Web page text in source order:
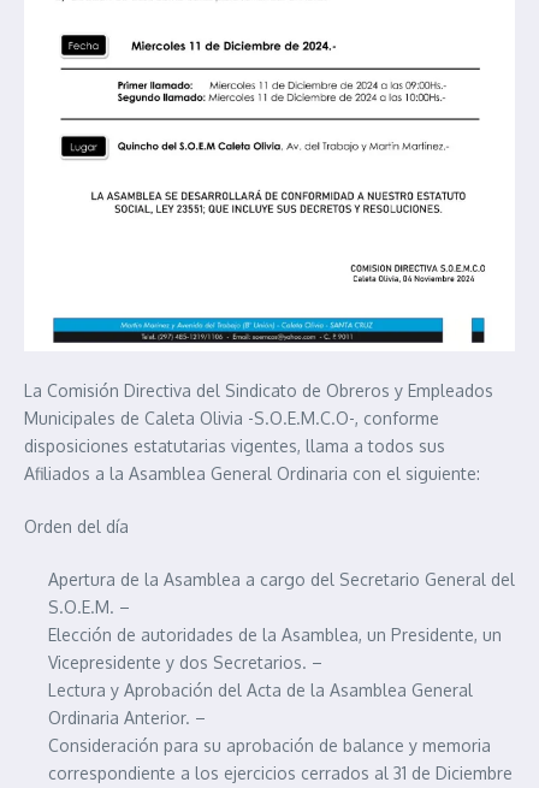
La Comisión Directiva del Sindicato de Obreros y Empleados
Municipales de Caleta Olivia -S.O.E.M.C.O-, conforme
disposiciones estatutarias vigentes, llama a todos sus
Afiliados a la Asamblea General Ordinaria con el siguiente:
Orden del día
Apertura de la Asamblea a cargo del Secretario General del
S.O.E.M. –
Elección de autoridades de la Asamblea, un Presidente, un
Vicepresidente y dos Secretarios. –
Lectura y Aprobación del Acta de la Asamblea General
Ordinaria Anterior. –
Consideración para su aprobación de balance y memoria
correspondiente a los ejercicios cerrados al 31 de Diciembre